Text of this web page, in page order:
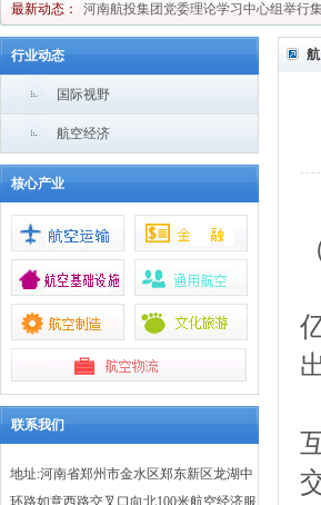
最新动态：
河南航投集团党委理论学习中心组举行
河南航投集团党委理论学习中心组举行
行业动态
国际视野
航空经济
核心产业
联系我们
地址:河南省郑州市金水区郑东新区龙湖中
环路如意西路交叉口向北100米航空经济服